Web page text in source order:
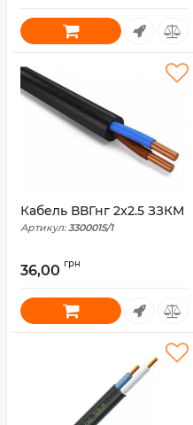
Кабель ВВГнг 2x2.5 ЗЗКМ
Артикул: 3300015/1
36,00 грн